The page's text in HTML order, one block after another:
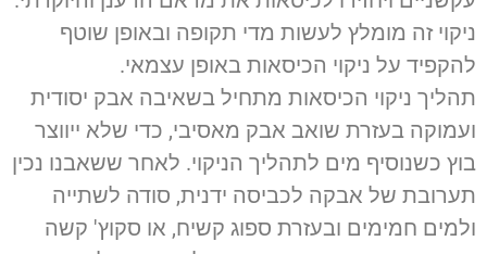
ניקוי זה מומלץ לעשות מדי תקופה ובאופן שוטף
להקפיד על ניקוי הכיסאות באופן עצמאי.
תהליך ניקוי הכיסאות מתחיל בשאיבה אבק יסודית
ועמוקה בעזרת שואב אבק מאסיבי, כדי שלא ייווצר
בוץ כשנוסיף מים לתהליך הניקוי. לאחר ששאבנו נכין
תערובת של אבקה לכביסה ידנית, סודה לשתייה
ולמים חמימים ובעזרת ספוג קשיח, או סקוץ' קשה